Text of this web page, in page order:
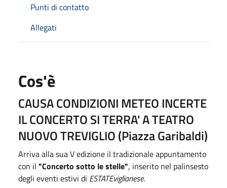
Punti di contatto
Allegati
Cos'è
CAUSA CONDIZIONI METEO INCERTE
IL CONCERTO SI TERRA' A TEATRO
NUOVO TREVIGLIO (Piazza Garibaldi)
Arriva alla sua V edizione il tradizionale appuntamento
con il "Concerto sotto le stelle", inserito nel palinsesto
degli eventi estivi di ESTATEviglianese.